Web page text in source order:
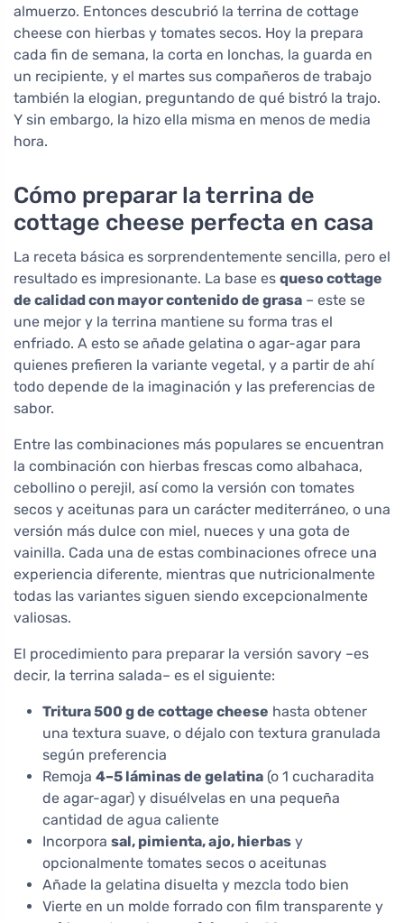
almuerzo. Entonces descubrió la terrina de cottage
cheese con hierbas y tomates secos. Hoy la prepara
cada fin de semana, la corta en lonchas, la guarda en
un recipiente, y el martes sus compañeros de trabajo
también la elogian, preguntando de qué bistró la trajo.
Y sin embargo, la hizo ella misma en menos de media
hora.
Cómo preparar la terrina de
cottage cheese perfecta en casa
La receta básica es sorprendentemente sencilla, pero el
resultado es impresionante. La base es queso cottage
de calidad con mayor contenido de grasa – este se
une mejor y la terrina mantiene su forma tras el
enfriado. A esto se añade gelatina o agar-agar para
quienes prefieren la variante vegetal, y a partir de ahí
todo depende de la imaginación y las preferencias de
sabor.
Entre las combinaciones más populares se encuentran
la combinación con hierbas frescas como albahaca,
cebollino o perejil, así como la versión con tomates
secos y aceitunas para un carácter mediterráneo, o una
versión más dulce con miel, nueces y una gota de
vainilla. Cada una de estas combinaciones ofrece una
experiencia diferente, mientras que nutricionalmente
todas las variantes siguen siendo excepcionalmente
valiosas.
El procedimiento para preparar la versión savory –es
decir, la terrina salada– es el siguiente:
Tritura 500 g de cottage cheese hasta obtener
una textura suave, o déjalo con textura granulada
según preferencia
Remoja 4–5 láminas de gelatina (o 1 cucharadita
de agar-agar) y disuélvelas en una pequeña
cantidad de agua caliente
Incorpora sal, pimienta, ajo, hierbas y
opcionalmente tomates secos o aceitunas
Añade la gelatina disuelta y mezcla todo bien
Vierte en un molde forrado con film transparente y